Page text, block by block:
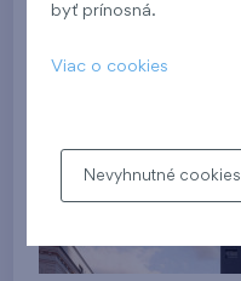
byť prínosná.
Viac o cookies
Nevyhnutné cookies